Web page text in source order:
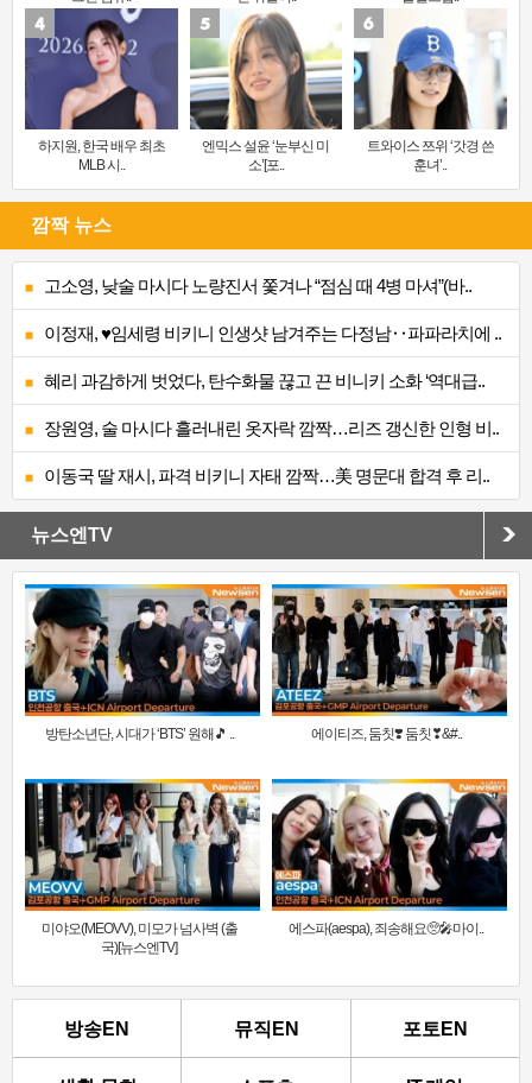
하지원, 한국 배우 최초
MLB 시..
엔믹스 설윤 ‘눈부신 미
소’[포..
트와이스 쯔위 ‘갓경 쓴
훈녀’..
깜짝 뉴스
고소영, 낮술 마시다 노량진서 쫓겨나 “점심 때 4병 마셔”(바..
이정재, ♥임세령 비키니 인생샷 남겨주는 다정남‥파파라치에 ..
혜리 과감하게 벗었다, 탄수화물 끊고 끈 비니키 소화 ‘역대급..
장원영, 술 마시다 흘러내린 옷자락 깜짝…리즈 갱신한 인형 비..
이동국 딸 재시, 파격 비키니 자태 깜짝…美 명문대 합격 후 리..
뉴스엔TV
방탄소년단, 시대가 ‘BTS’ 원해🎵 .. 에이티즈, 둠칫❣️ 둠칫❣&#..
미야오(MEOVV), 미모가 넘사벽 (출
국)[뉴스엔TV]
에스파(aespa), 죄송해요🥺🎤마이..
방송EN 뮤직EN 포토EN